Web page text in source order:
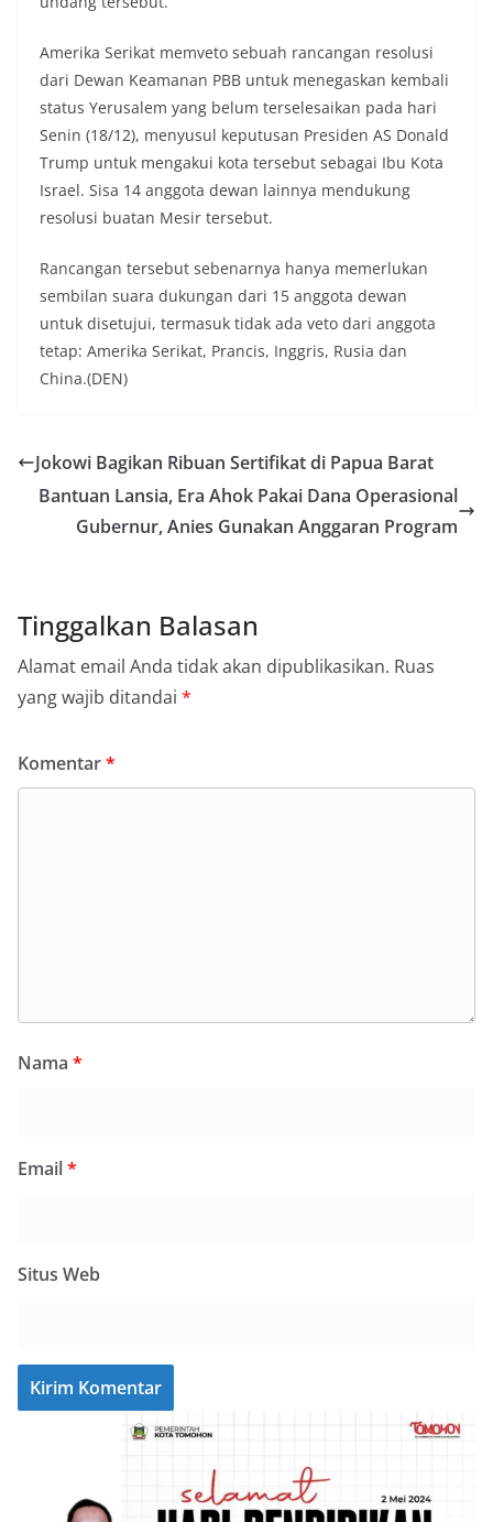
Amerika Serikat memveto sebuah rancangan resolusi
dari Dewan Keamanan PBB untuk menegaskan kembali
status Yerusalem yang belum terselesaikan pada hari
Senin (18/12), menyusul keputusan Presiden AS Donald
Trump untuk mengakui kota tersebut sebagai Ibu Kota
Israel. Sisa 14 anggota dewan lainnya mendukung
resolusi buatan Mesir tersebut.
Rancangan tersebut sebenarnya hanya memerlukan
sembilan suara dukungan dari 15 anggota dewan
untuk disetujui, termasuk tidak ada veto dari anggota
tetap: Amerika Serikat, Prancis, Inggris, Rusia dan
China.(DEN)
Jokowi Bagikan Ribuan Sertifikat di Papua Barat
Bantuan Lansia, Era Ahok Pakai Dana Operasional
Gubernur, Anies Gunakan Anggaran Program
Tinggalkan Balasan
Alamat email Anda tidak akan dipublikasikan. Ruas
yang wajib ditandai *
Komentar*
Nama *
Email*
Situs Web